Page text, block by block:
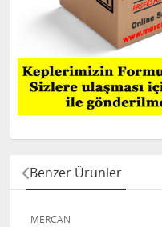
Benzer Ürünler
MERCAN